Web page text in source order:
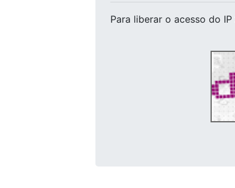
Para liberar o acesso do IP